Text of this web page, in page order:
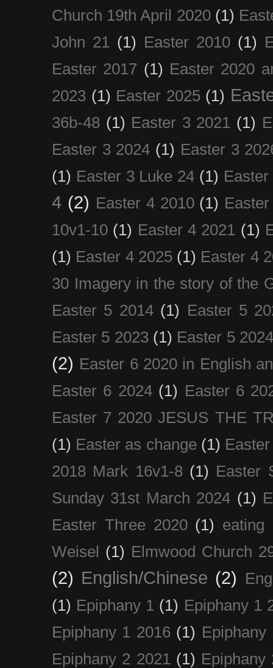
Church 19th April 2020 (1)
John 21 (1) Easter 2010 (1)
Easter 2017 (1) Easter 2020
2023 (1) Easter 2025 (1)
36b-48 (1) Easter 3 2021 (1)
Easter 3 2024 (1) Easter 3
(1) Easter 3 Luke 24 (1)
4 (2) Easter 4 2010 (1)
10v1-10 (1) Easter 4 2021 (1)
(1) Easter 4 2025 (1) Easter 4
30 Imagery in the story of the
Easter 5 2014 (1) Easter 5
Easter 5 2023 (1) Easter 5
(2) Easter 6 2020 in English
Easter 6 2024 (1) Easter 6
Easter 7 2020 JESUS THE
(1) Easter as change (1)
2018 Mark 16v1-8 (1) Easter
Sunday 31st March 2024 (1)
Easter Three 2020 (1) eating
Weisel
(1) Elmwood Church
(2) English/Chinese (2)
(1) Epiphany 1 (1) Epiphany 1
Epiphany 1 2016 (1) Epiphany
Epiphany 2 2021 (1) Epiphany